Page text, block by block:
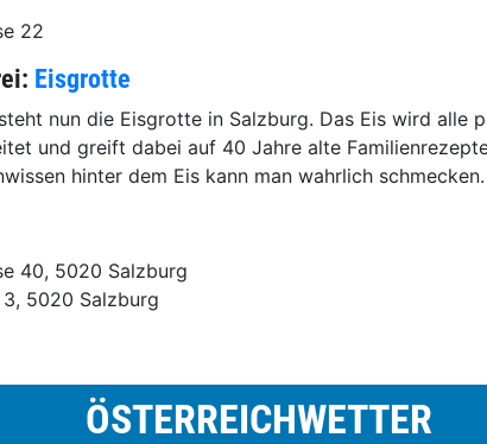
22
Eisgrotte
nun die Eisgrotte in Salzburg. Das Eis wird alle
und greift dabei auf 40 Jahre alte
hinter dem Eis kann man wahrlich schmecken.
40, 5020 Salzburg
5020 Salzburg
ÖSTERREICHWETTER